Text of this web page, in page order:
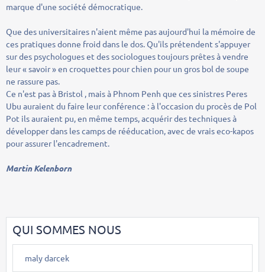
marque d'une société démocratique.
Que des universitaires n'aient même pas aujourd'hui la mémoire de
ces pratiques donne froid dans le dos. Qu'ils prétendent s'appuyer
sur des psychologues et des sociologues toujours prêtes à vendre
leur « savoir » en croquettes pour chien pour un gros bol de soupe
ne rassure pas.
Ce n'est pas à Bristol , mais à Phnom Penh que ces sinistres Peres
Ubu auraient du faire leur conférence : à l'occasion du procès de Pol
Pot ils auraient pu, en même temps, acquérir des techniques à
développer dans les camps de rééducation, avec de vrais eco-kapos
pour assurer l'encadrement.
Martin Kelenborn
QUI SOMMES NOUS
maly darcek